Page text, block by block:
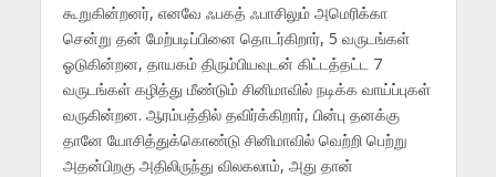
கூறுகின்றனர், எனவே ஃபகத் ஃபாசிலும் அமெரிக்கா
சென்று தன் மேற்படிப்பினை தொடர்கிறார், 5 வருடங்கள்
ஓடுகின்றன, தாயகம் திரும்பியவுடன் கிட்டத்தட்ட 7
வருடங்கள் கழித்து மீண்டும் சினிமாவில் நடிக்க வாய்ப்புகள்
வருகின்றன. ஆரம்பத்தில் தவிர்க்கிறார், பின்பு தனக்கு
தானே யோசித்துக்கொண்டு சினிமாவில் வெற்றி பெற்று
அதன்பிறகு அதிலிருந்து விலகலாம், அது தான்